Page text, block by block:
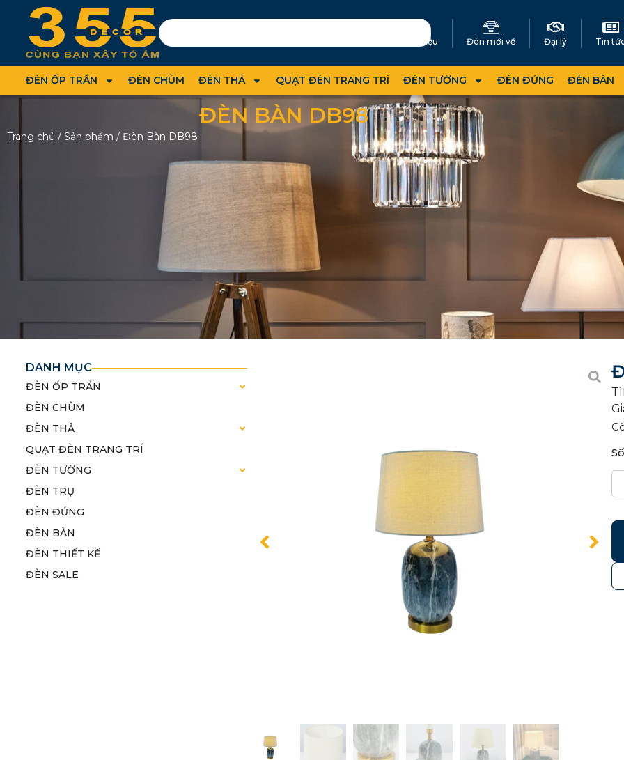
Giới thiệu Đèn mới về Đại lý Tin
ĐÈN ỐP TRẦN ĐÈN CHÙM ĐÈN THẢ QUẠT ĐÈN TRANG TRÍ ĐÈN TƯỜNG ĐÈN ĐỨNG ĐÈN BÀN
ĐÈN BÀN DB98
Trang chủ / Sản phẩm / Đèn Bàn DB98
DANH MỤC
ĐÈN ỐP TRẦN
ĐÈN CHÙM
ĐÈN THẢ
QUẠT ĐÈN TRANG TRÍ
ĐÈN TƯỜNG
ĐÈN TRỤ
ĐÈN ĐỨNG
ĐÈN BÀN
ĐÈN THIẾT KẾ
ĐÈN SALE